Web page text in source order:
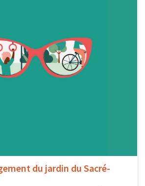
du jardin du Sacré-